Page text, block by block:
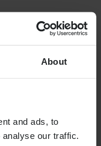
About
and ads, to
our traffic.